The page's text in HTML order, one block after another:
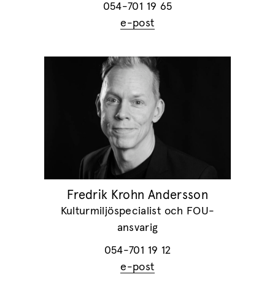
054-701 19 65
e-post
Fredrik Krohn Andersson
Kulturmiljöspecialist och FOU-
ansvarig
054-701 19 12
e-post